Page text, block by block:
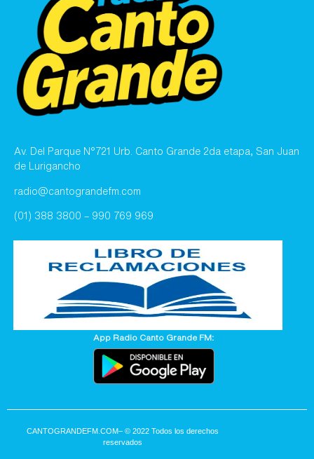
Av. Del Parque N°721 Urb. Canto Grande 2da etapa, San Juan
de Lurigancho
radio@cantograndefm.com
(01) 388 3800 – 990 769 969
App Radio Canto Grande FM:
CANTOGRANDEFM.COM– © 2022 Todos los derechos
reservados